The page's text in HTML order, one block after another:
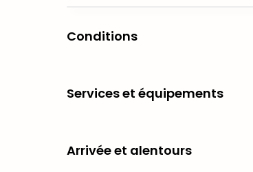
Conditions
Services et équipements
Arrivée et alentours